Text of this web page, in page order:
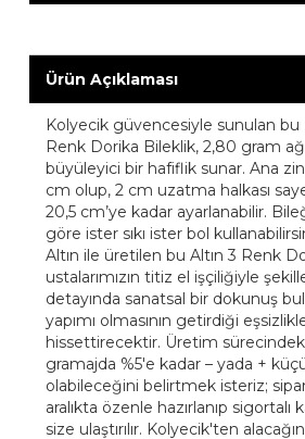
Ürün Açıklaması
Kolyecik güvencesiyle sunulan bu
Renk Dorika Bileklik, 2,80 gram
büyüleyici bir hafiflik sunar. Ana
cm olup, 2 cm uzatma halkası
20,5 cm’ye kadar ayarlanabilir.
göre ister sıkı ister bol
Altın ile üretilen bu Altın 3 Renk
ustalarımızın titiz el işçiliğiyle
detayında sanatsal bir dokunuş
yapımı olmasının getirdiği
hissettirecektir. Üretim
gramajda %5'e kadar – yada +
olabileceğini belirtmek isteriz;
aralıkta özenle hazırlanıp
size ulaştırılır. Kolyecik'ten